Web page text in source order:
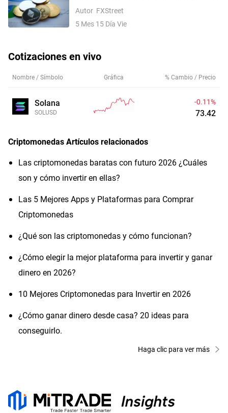
actividad de la red cae mientras los
precios se mantienen estancados
Autor FXStreet
5 Mes 15 Día Vie
Cotizaciones en vivo
Nombre / Símbolo Gráfica % Cambio / Precio
Solana
SOLUSD
-0.11%
73.42
CriptomonedasArtículos relacionados
Las criptomonedas baratas con futuro 2026 ¿Cuáles
son y cómo invertir en ellas?
Las 5 Mejores Apps y Plataformas para Comprar
Criptomonedas
¿Qué son las criptomonedas y cómo funcionan?
¿Cómo elegir la mejor plataforma para invertir y ganar
dinero en 2026?
10 Mejores Criptomonedas para Invertir en 2026
¿Cómo ganar dinero desde casa? 20 ideas para
conseguirlo.
Haga clic para ver más